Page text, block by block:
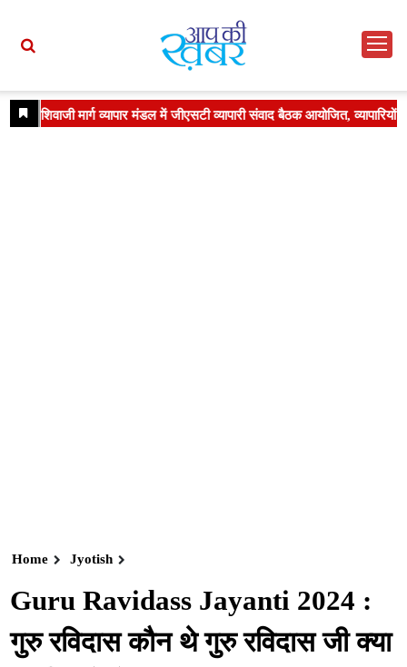
Home Jyotish
Guru Ravidass Jayanti 2024 :
गुरु रविदास कौन थे गुरु रविदास जी क्या